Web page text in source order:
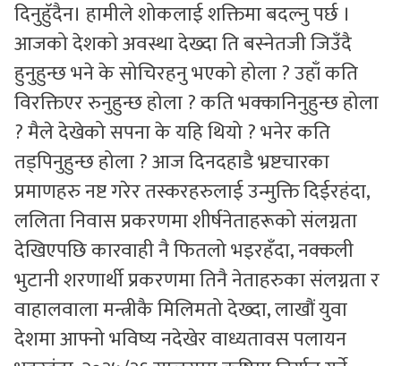
दिनुहॅुदैन। हामीले शोकलाई शक्तिमा बदल्नु पर्छ ।
आजको देशको अवस्था देख्दा ति बस्नेतजी जिउँदै
हुनुहुन्छ भने के सोचिरहनु भएको होला ? उहाँ कति
विरक्तिएर रुनुहुन्छ होला ? कति भक्कानिनुहुन्छ होला
? मैले देखेको सपना के यहि थियो ? भनेर कति
तड्पिनुहुन्छ होला ? आज दिनदहाडै भ्रष्टचारका
प्रमाणहरु नष्ट गरेर तस्करहरुलाई उन्मुक्ति दिईरहंदा,
ललिता निवास प्रकरणमा शीर्षनेताहरूको संलग्नता
देखिएपछि कारवाही नै फितलो भइरहँदा, नक्कली
भुटानी शरणार्थी प्रकरणमा तिनै नेताहरुका संलग्नता र
वाहालवाला मन्त्रीकै मिलिमतो देख्दा, लाखौं युवा
देशमा आफ्नो भविष्य नदेखेर वाध्यतावस पलायन